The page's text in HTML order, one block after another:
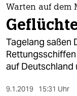
themen
politik
öko
Warten auf dem
Tagelang saßen
auf Deutschland
9.1.2019 15:31 Uhr